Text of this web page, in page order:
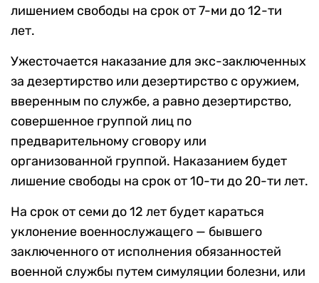
лишением свободы на срок от 7-ми до 12-ти
лет.
Ужесточается наказание для экс-заключенных
за дезертирство или дезертирство с оружием,
вверенным по службе, а равно дезертирство,
совершенное группой лиц по
предварительному сговору или
организованной группой. Наказанием будет
лишение свободы на срок от 10-ти до 20-ти лет.
На срок от семи до 12 лет будет караться
уклонение военнослужащего — бывшего
заключенного от исполнения обязанностей
военной службы путем симуляции болезни, или